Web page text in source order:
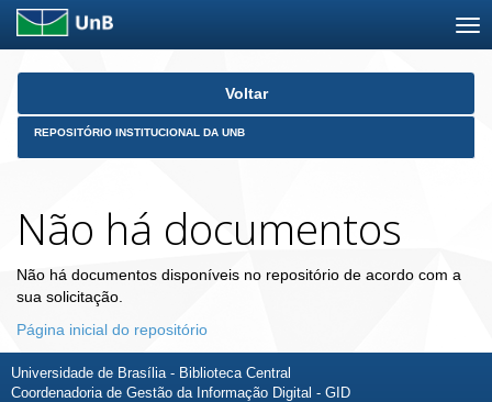
Skip
Voltar
REPOSITÓRIO INSTITUCIONAL DA UNB
Não há documentos
Não há documentos disponíveis no repositório de acordo com a
sua solicitação.
Página inicial do repositório
Universidade de Brasília - Biblioteca Central
Coordenadoria de Gestão da Informação Digital - GID